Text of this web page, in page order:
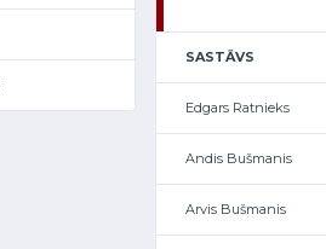
SASTĀVS
Edgars Ratnieks
Andis Bušmanis
Arvis Bušmanis